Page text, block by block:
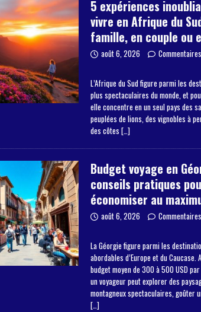
5 expériences
vivre en Afrique du
famille, en couple ou
août 6, 2026
L’Afrique du Sud figure parmi les
plus spectaculaires du monde, et
elle concentre en un seul pays des
peuplées de lions, des vignobles à
des côtes […]
Budget voyage en
conseils pratiques
économiser au
août 6, 2026
La Géorgie figure parmi les
abordables d’Europe et du Caucase.
budget moyen de 300 à 500 USD
un voyageur peut explorer des
montagneux spectaculaires, goûter
[…]